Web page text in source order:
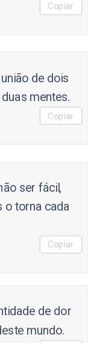
Copiar
de dois
mentes.
Copiar
ser fácil,
o torna cada
Copiar
de dor
mundo.